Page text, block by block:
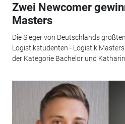
Zwei Newcomer
Masters
Die Sieger von Deutschlands
Logistikstudenten - Logistik
der Kategorie Bachelor und